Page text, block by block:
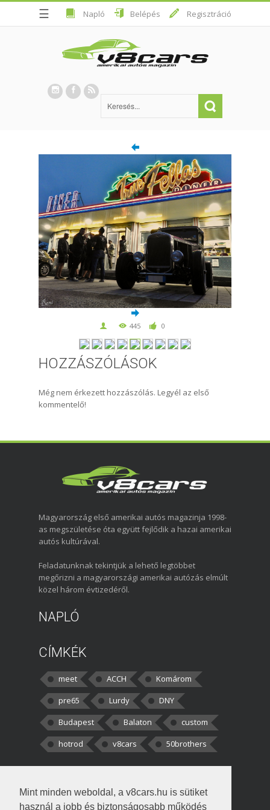
Mint minden weboldal, a v8cars.hu is sütiket
használ a jobb és biztonságosabb működés
☰ Napló Belépés Regisztráció
445 0
HOZZÁSZÓLÁSOK
Még nem érkezett hozzászólás. Legyél az első
kommentelő!
Magyarország első amerikai autós magazinja 1998-
as megszületése óta együtt fejlődik a hazai amerikai
autós kultúrával.
Feladatunknak tekintjük a lehető legtöbbet
megőrizni a magyarországi amerikai autózás elmúlt
közel három évtizedéről.
NAPLÓ
CÍMKÉK
meet ACCH
Komárom
pre65
Lurdy
DNY
Budapest
Balaton
custom
hotrod
v8cars 50brothers
kortisz:Elszúrtam! Én csak két